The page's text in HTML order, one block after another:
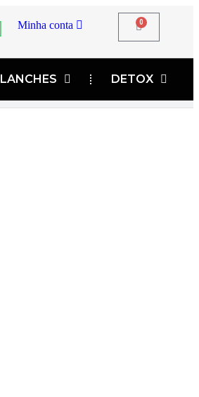
Minha conta 0
LANCHES DETOX